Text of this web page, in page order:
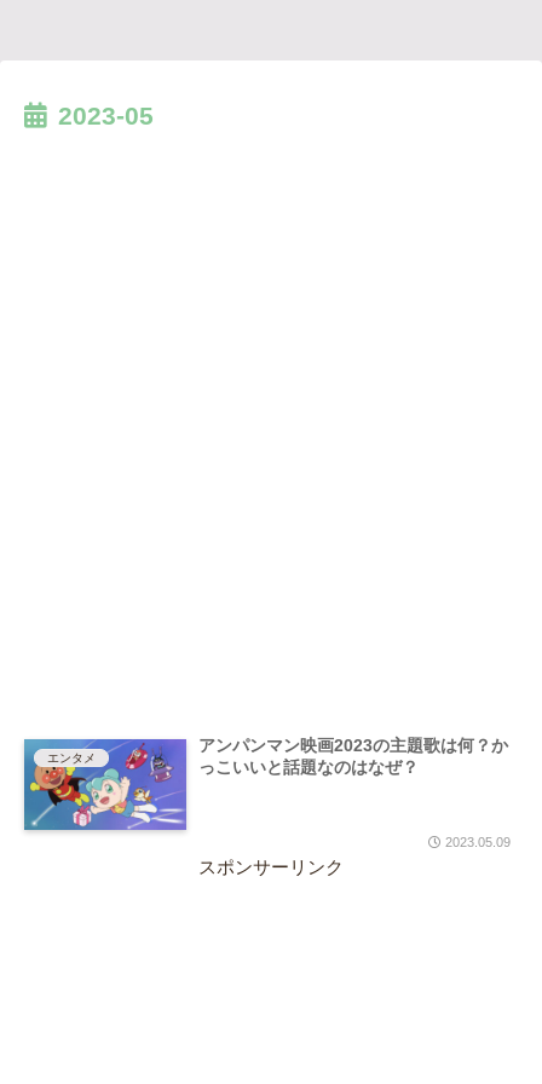
2023-05
エンタメ
アンパンマン映画2023の主題歌は何？か
っこいいと話題なのはなぜ？
2023.05.09
スポンサーリンク